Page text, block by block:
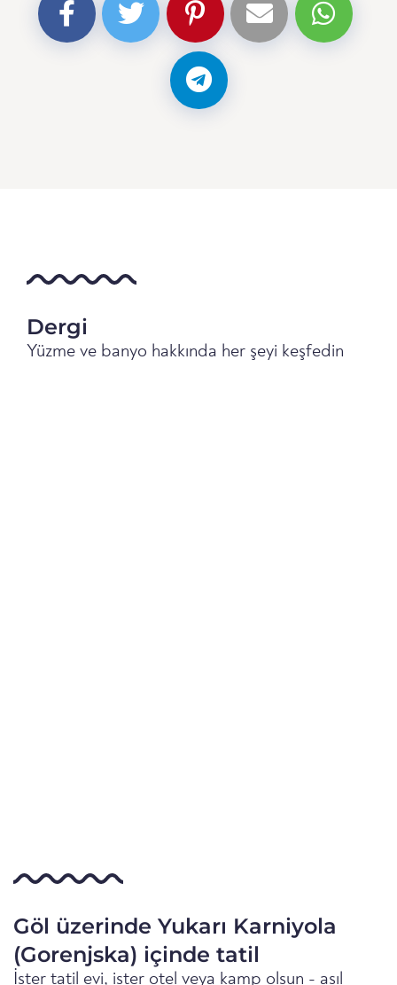
Dergi
Yüzme ve banyo hakkında her şeyi keşfedin
Göl üzerinde Yukarı Karniyola
(Gorenjska) içinde tatil
İster tatil evi, ister otel veya kamp olsun - asıl